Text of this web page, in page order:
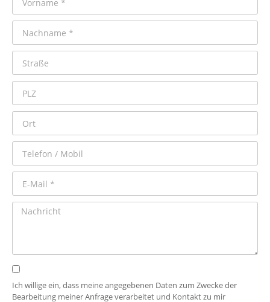
Ich willige ein, dass meine angegebenen Daten zum Zwecke der
Bearbeitung meiner Anfrage verarbeitet und Kontakt zu mir